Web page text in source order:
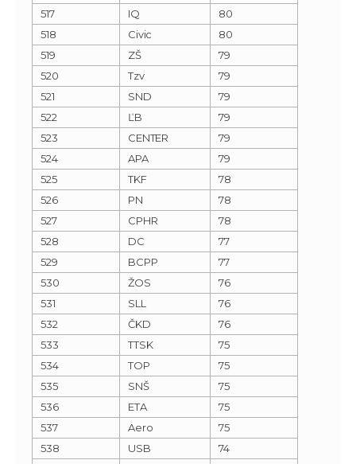
517
IQ
80
518
Civic
80
519
ZŠ
79
520
Tzv
79
521
SND
79
522
ĽB
79
523
CENTER
79
524
APA
79
525
TKF
78
526
PN
78
527
CPHR
78
528
DC
77
529
BCPP
77
530
ŽOS
76
531
SLL
76
532
ČKD
76
533
TTSK
75
534
TOP
75
535
SNŠ
75
536
ETA
75
537
Aero
75
538
USB
74